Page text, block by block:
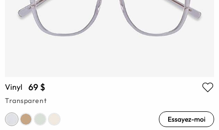
Vinyl 69 $
Transparent
Essayez-moi